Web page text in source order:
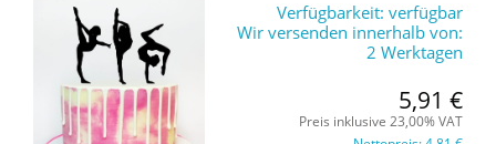
Verfügbarkeit: verfügbar
Wir versenden innerhalb von:
2 Werktagen
5,91 €
Preis inklusive 23,00% VAT